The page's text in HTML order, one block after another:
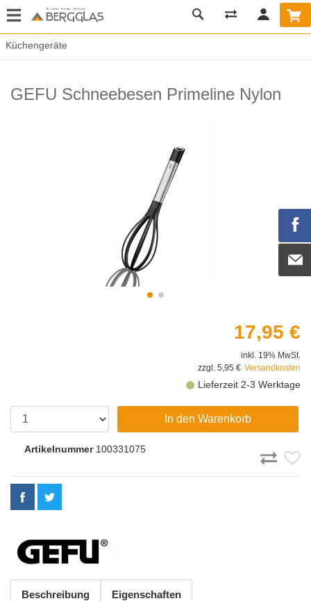
Küchengeräte
GEFU Schneebesen Primeline Nylon
17,95 €
inkl. 19% MwSt.
zzgl. 5,95 € Versandkosten
Lieferzeit 2-3 Werktage
In den Warenkorb
Artikelnummer100331075
Beschreibung Eigenschaften